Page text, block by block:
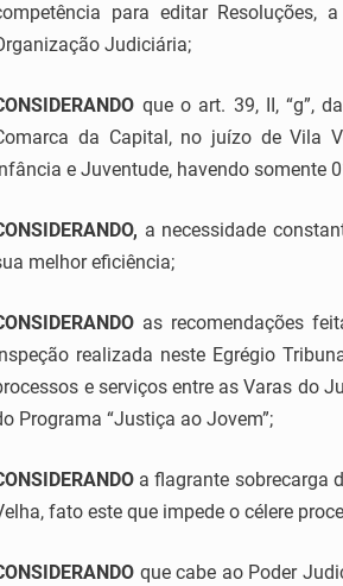
para editar Resoluções,
Judiciária;
que o art. 39, II, “g”,
da Capital, no juízo de Vila
e Juventude, havendo somente
a necessidade
melhor eficiência;
as recomendações
realizada neste Egrégio
e serviços entre as Varas do
Programa “Justiça ao Jovem”;
a flagrante sobrecarga
fato este que impede o célere
que cabe ao Poder